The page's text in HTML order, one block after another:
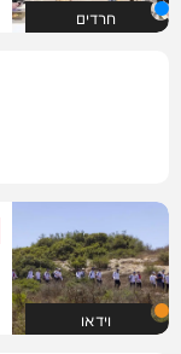
חרדים
וידאו